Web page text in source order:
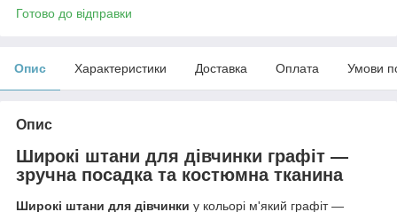
Готово до відправки
Опис Характеристики Доставка Оплата Умови
Опис
Широкі штани для дівчинки графіт —
зручна посадка та костюмна тканина
Широкі штани для дівчинки у кольорі м'який графіт —